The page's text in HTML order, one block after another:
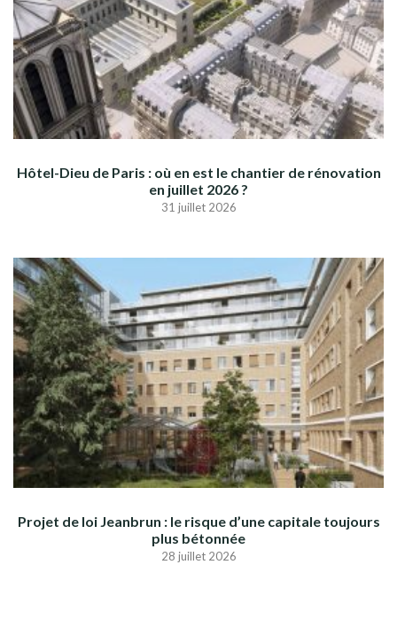
Hôtel-Dieu de Paris : où en est le chantier de rénovation
en juillet 2026 ?
31 juillet 2026
Projet de loi Jeanbrun : le risque d’une capitale toujours
plus bétonnée
28 juillet 2026